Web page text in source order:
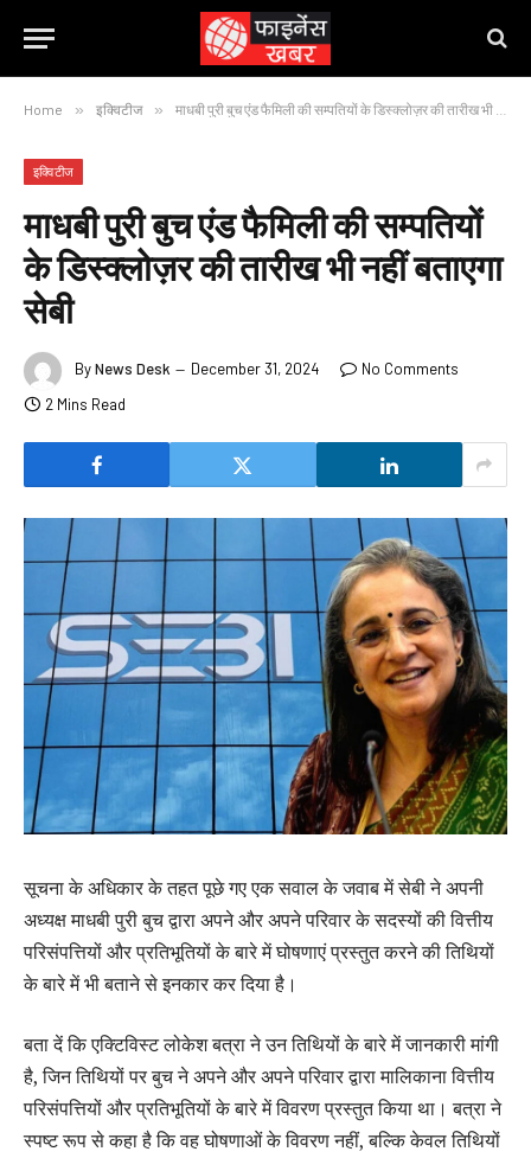
Home » इक्विटीज » माधबी पुरी बुच एंड फैमिली की सम्पतियों के डिस्क्लोज़र की तारीख भी नहीं बताएगा सेबी
इक्विटीज
माधबी पुरी बुच एंड फैमिली की सम्पतियों
के डिस्क्लोज़र की तारीख भी नहीं बताएगा
सेबी
ByNews Desk December 31, 2024
No Comments
2 Mins Read
सूचना के अधिकार के तहत पूछे गए एक सवाल के जवाब में सेबी ने अपनी
अध्यक्ष माधबी पुरी बुच द्वारा अपने और अपने परिवार के सदस्यों की वित्तीय
परिसंपत्तियों और प्रतिभूतियों के बारे में घोषणाएं प्रस्तुत करने की तिथियों
के बारे में भी बताने से इनकार कर दिया है।
बता दें कि एक्टिविस्ट लोकेश बत्रा ने उन तिथियों के बारे में जानकारी मांगी
है, जिन तिथियों पर बुच ने अपने और अपने परिवार द्वारा मालिकाना वित्तीय
परिसंपत्तियों और प्रतिभूतियों के बारे में विवरण प्रस्तुत किया था। बत्रा ने
स्पष्ट रूप से कहा है कि वह घोषणाओं के विवरण नहीं, बल्कि केवल तिथियों